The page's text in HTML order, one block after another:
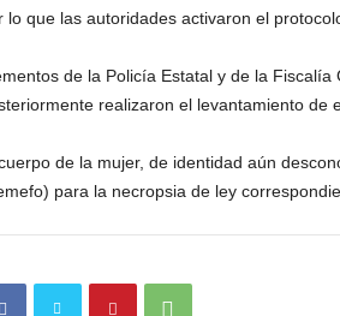
lo que las autoridades activaron el
de la Policía Estatal y de la
realizaron el levantamiento de
de la mujer, de identidad aún
para la necropsia de ley